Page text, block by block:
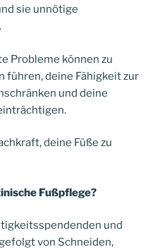
sie unnötige
Probleme können zu
führen, deine Fähigkeit zur
und deine
deine Füße zu
Fußpflege?
und
von Schneiden,